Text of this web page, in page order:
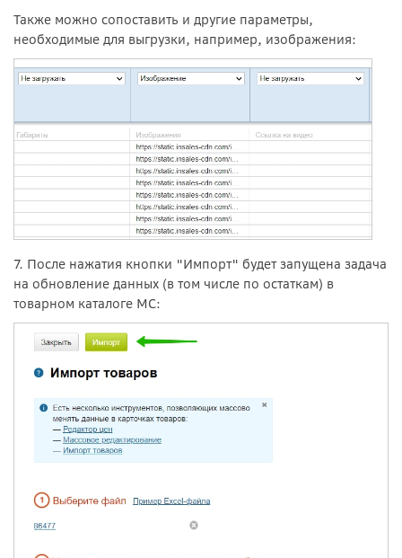
Также можно сопоставить и другие параметры,
необходимые для выгрузки, например, изображения:
7. После нажатия кнопки "Импорт" будет запущена задача
на обновление данных (в том числе по остаткам) в
товарном каталоге МС: